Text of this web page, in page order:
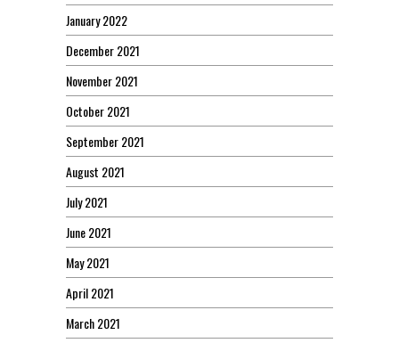
January 2022
December 2021
November 2021
October 2021
September 2021
August 2021
July 2021
June 2021
May 2021
April 2021
March 2021